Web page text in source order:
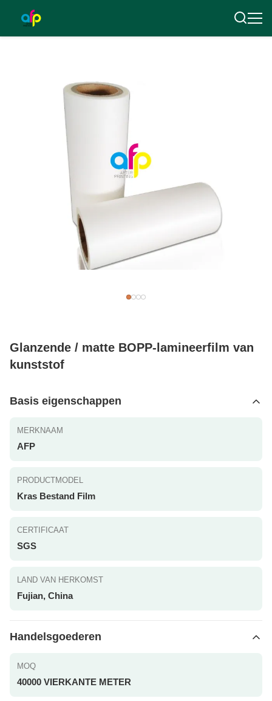
Glanzende / matte BOPP-lamineerfilm van
kunststof
Basis eigenschappen
MERKNAAM
AFP
PRODUCTMODEL
Kras Bestand Film
CERTIFICAAT
SGS
LAND VAN HERKOMST
Fujian, China
Handelsgoederen
MOQ
40000 VIERKANTE METER